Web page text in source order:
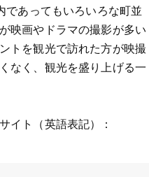
であってもいろいろな町並
映画やドラマの撮影が多い
トを観光で訪れた方が映撮
なく、観光を盛り上げる一
イト（英語表記）：